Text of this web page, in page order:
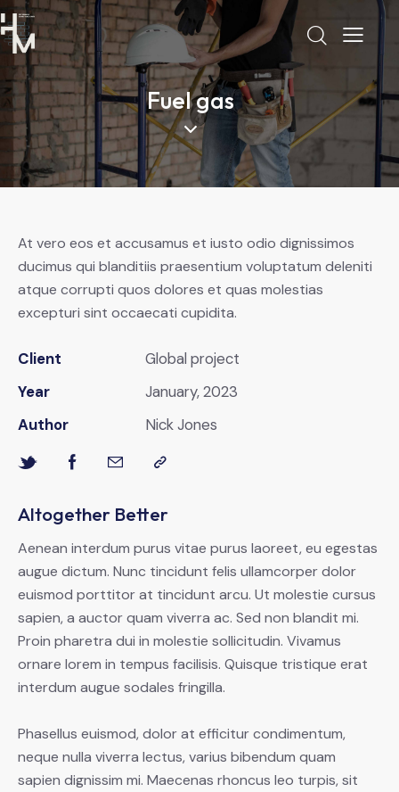
Fuel gas
Altogether Better
Aenean interdum purus vitae purus laoreet, eu egestas
augue dictum. Nunc tincidunt felis ullamcorper dolor
euismod porttitor at tincidunt arcu. Ut molestie cursus
sapien, a auctor quam viverra ac. Sed non blandit mi.
Proin pharetra dui in molestie sollicitudin. Vivamus
ornare lorem in tempus facilisis. Quisque tristique erat
interdum augue sodales fringilla.
Phasellus euismod, dolor at efficitur condimentum,
neque nulla viverra lectus, varius bibendum quam
sapien dignissim mi. Maecenas rhoncus leo turpis, sit
At vero eos et accusamus et iusto odio dignissimos
ducimus qui blanditiis praesentium voluptatum deleniti
atque corrupti quos dolores et quas molestias
excepturi sint occaecati cupidita.
Client
Global project
Year
January, 2023
Author
Nick Jones